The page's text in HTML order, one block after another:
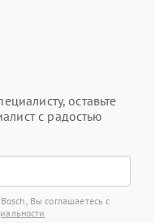
оставьте
с радостью
Вы соглашаетесь с